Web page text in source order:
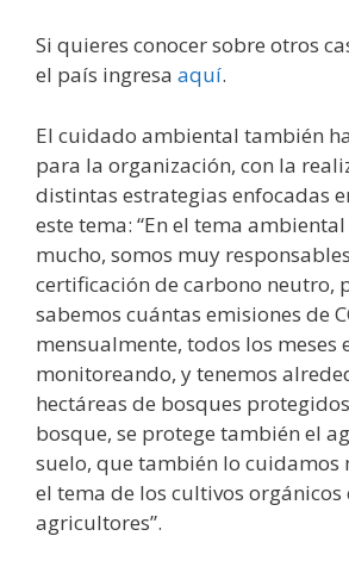
Si quieres conocer sobre otros
el país ingresa aquí.
El cuidado ambiental también
para la organización, con la
distintas estrategias enfocadas
este tema: “En el tema
mucho, somos muy
certificación de carbono neutro,
sabemos cuántas emisiones de
mensualmente, todos los meses
monitoreando, y tenemos
hectáreas de bosques
bosque, se protege también el
suelo, que también lo cuidamos
el tema de los cultivos orgánicos
agricultores”.